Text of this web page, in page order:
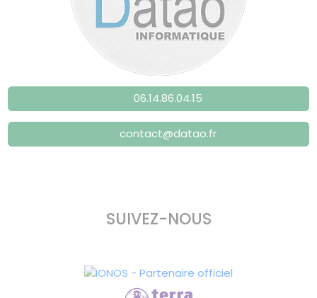
06.14.86.04.15
contact@datao.fr
SUIVEZ-NOUS